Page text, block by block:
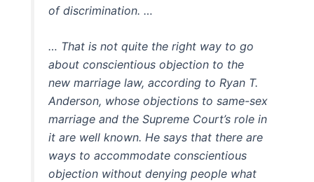
of discrimination. …
… That is not quite the right way to go
about conscientious objection to the
new marriage law, according to Ryan T.
Anderson, whose objections to same-sex
marriage and the Supreme Court’s role in
it are well known. He says that there are
ways to accommodate conscientious
objection without denying people what